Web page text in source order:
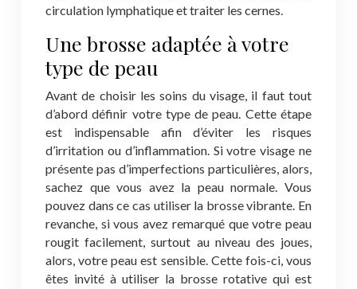
circulation lymphatique et traiter les cernes.
Une brosse adaptée à votre
type de peau
Avant de choisir les soins du visage, il faut tout
d’abord définir votre type de peau. Cette étape
est indispensable afin d’éviter les risques
d’irritation ou d’inflammation. Si votre visage ne
présente pas d’imperfections particulières, alors,
sachez que vous avez la peau normale. Vous
pouvez dans ce cas utiliser la brosse vibrante. En
revanche, si vous avez remarqué que votre peau
rougit facilement, surtout au niveau des joues,
alors, votre peau est sensible. Cette fois-ci, vous
êtes invité à utiliser la brosse rotative qui est